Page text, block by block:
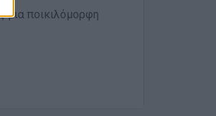
ποικιλόμορφη